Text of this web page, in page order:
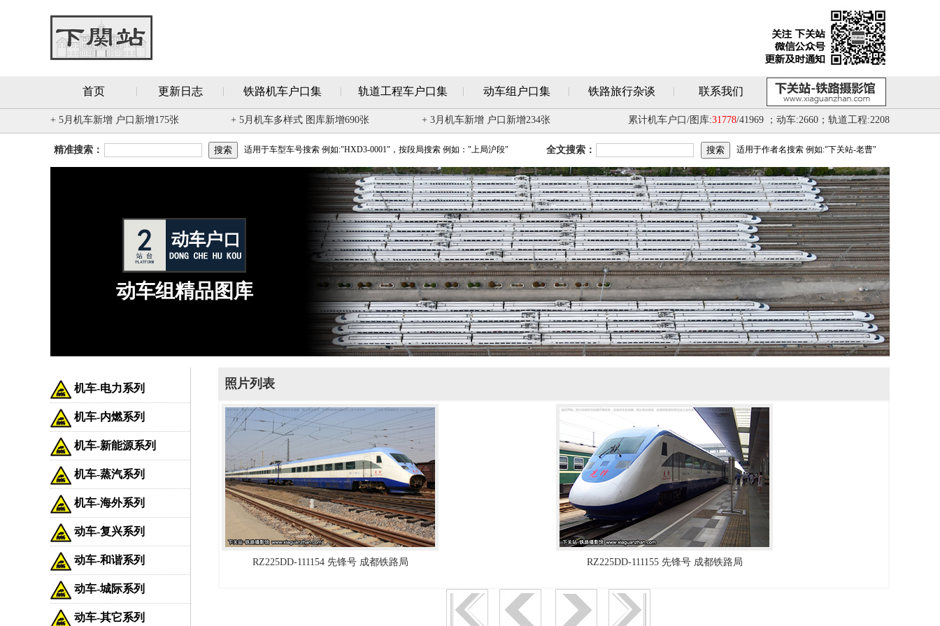
首页 更新日志 铁路机车户口集 轨道工程车户口集 动车组户口集 铁路旅行杂谈 联系我们
+ 5月机车新增 户口新增175张 + 5月机车多样式 图库新增690张 + 3月机车新增 户口新增234张 累计机车户口/图库:31778/41969 ；动车:2660；轨道工程:2208
精准搜索： 适用于车型车号搜索 例如:"HXD3-0001"，按段局搜索 例如："上局沪段" 全文搜索： 适用于作者名搜索 例如:"下关站-老曹"
动车组精品图库
机车-电力系列
机车-内燃系列
机车-新能源系列
机车-蒸汽系列
机车-海外系列
动车-复兴系列
动车-和谐系列
动车-城际系列
动车-其它系列
照片列表
RZ225DD-111154 先锋号 成都铁路局 RZ225DD-111155 先锋号 成都铁路局